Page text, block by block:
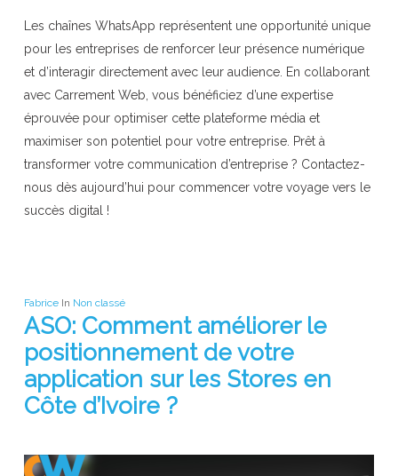
Les chaînes WhatsApp représentent une opportunité unique
pour les entreprises de renforcer leur présence numérique
et d’interagir directement avec leur audience. En collaborant
avec Carrement Web, vous bénéficiez d’une expertise
éprouvée pour optimiser cette plateforme média et
maximiser son potentiel pour votre entreprise. Prêt à
transformer votre communication d’entreprise ? Contactez-
nous dès aujourd’hui pour commencer votre voyage vers le
succès digital !
Fabrice In Non classé
ASO: Comment améliorer le
positionnement de votre
application sur les Stores en
Côte d’Ivoire ?